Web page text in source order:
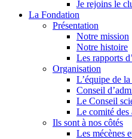
Je rejoins le
La Fondation
Présentation
Notre mission
Notre histoire
Les rapports
Organisation
L’équipe de
Conseil
Le Conseil
Le comité
Ils sont à nos côtés
Les mécènes